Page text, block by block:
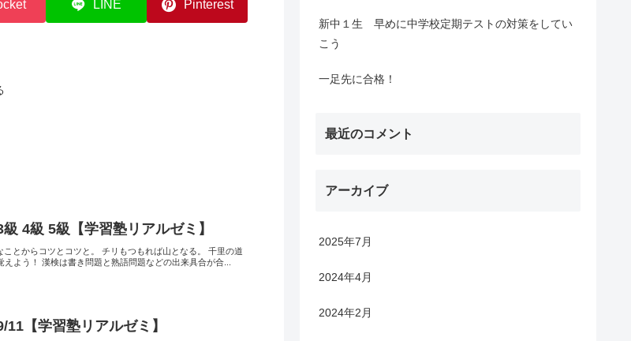
LINE Pinterest
4級 5級【学習塾リアルゼミ】
とからコツとコツと。 チリもつもれば山となる。 千里の道
よう！ 漢検は書き問題と熟語問題などの出来具合が合...
【学習塾リアルゼミ】
新中１生 早めに中学校定期テストの対策をしてい
こう
一足先に合格！
最近のコメント
アーカイブ
2025年7月
2024年4月
2024年2月